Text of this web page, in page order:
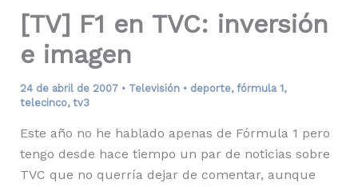
[TV] F1 en TVC: inversión
e imagen
24 de abril de 2007 • Televisión• deporte, fórmula 1,
telecinco, tv3
Este año no he hablado apenas de Fórmula 1 pero
tengo desde hace tiempo un par de noticias sobre
TVC que no querría dejar de comentar, aunque